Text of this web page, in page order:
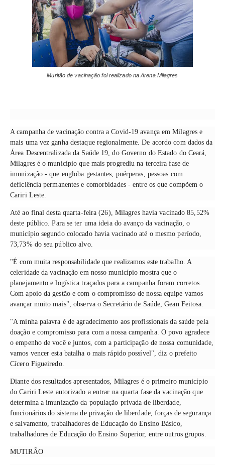
Muritão de vacinação foi realizado na Arena Milagres
A campanha de vacinação contra a Covid-19 avança em Milagres e
mais uma vez ganha destaque regionalmente. De acordo com dados da
Área Descentralizada da Saúde 19, do Governo do Estado do Ceará,
Milagres é o município que mais progrediu na terceira fase de
imunização - que engloba gestantes, puérperas, pessoas com
deficiência permanentes e comorbidades - entre os que compõem o
Cariri Leste.
Até ao final desta quarta-feira (26), Milagres havia vacinado 85,52%
deste público. Para se ter uma ideia do avanço da vacinação, o
município segundo colocado havia vacinado até o mesmo período,
73,73% do seu público alvo.
"É com muita responsabilidade que realizamos este trabalho. A
celeridade da vacinação em nosso município mostra que o
planejamento e logística traçados para a campanha foram corretos.
Com apoio da gestão e com o compromisso de nossa equipe vamos
avançar muito mais", observa o Secretário de Saúde, Gean Feitosa.
"A minha palavra é de agradecimento aos profissionais da saúde pela
doação e compromisso para com a nossa campanha. O povo agradece
o empenho de você e juntos, com a participação de nossa comunidade,
vamos vencer esta batalha o mais rápido possível", diz o prefeito
Cícero Figueiredo.
Diante dos resultados apresentados, Milagres é o primeiro município
do Cariri Leste autorizado a entrar na quarta fase da vacinação que
determina a imunização da população privada de liberdade,
funcionários do sistema de privação de liberdade, forças de segurança
e salvamento, trabalhadores de Educação do Ensino Básico,
trabalhadores de Educação do Ensino Superior, entre outros grupos.
MUTIRÃO